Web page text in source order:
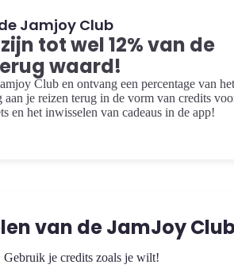
Jamjoy Club
tot wel 12% van de
waard!
Club en ontvang een percentage van het
aan je reizen terug in de vorm van credits
en het inwisselen van cadeaus in de app!
van de JamJoy
Gebruik je credits zoals je wilt!